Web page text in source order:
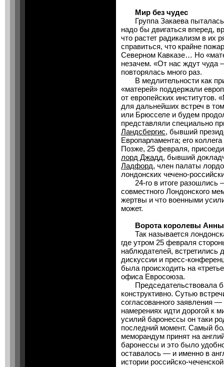
Мир без чудес
Группа Закаева пыталась
надо бы двигаться вперед,
что растет радикализм в их
справиться, что крайне
Северном Кавказе… Но
незачем. «От нас ждут чуда
повторялась много раз.
В медлительности как
«матерей» поддержали
от европейских
для дальнейших встреч в
или Брюсселе и будем
представляли специально
Ландсбергис, бывший
Европарламента; его коллега
Позже, 25 февраля,
лорд Джадд, бывший
Ладфорд, член палаты
лондонских чечено-
24-го в итоге разошлись
совместного Лондонского
жертвы и что военными
может.
Ворота королевы Анны
Так называется
где утром 25 февраля
наблюдателей, встретились
дискуссии и пресс-
была происходить на
офиса Евросоюза.
Председательствовала
конструктивно. Сутью
согласованного заявления
намерениях идти дорогой к
усилий баронессы он таки
последний момент. Самый
меморандум принят на
баронессы и это было
оставалось — и именно в
истории российско-